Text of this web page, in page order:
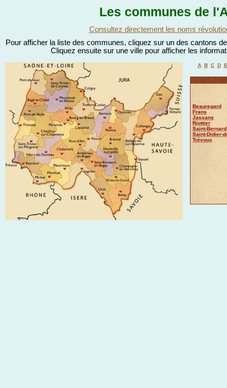
Les communes de
Consultez directement les noms
Pour afficher la liste des communes, cliquez sur un des cantons
Cliquez ensuite sur une ville pour afficher les
A B C D E
Beauregard
Frans
Jassans
Riottier
Saint-Bernard
Saint-Didier-
Trévoux